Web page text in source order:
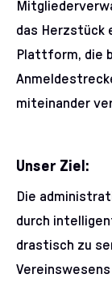
das Herzstück
Plattform, die
miteinander
Unser Ziel:
Die
durch
drastisch zu